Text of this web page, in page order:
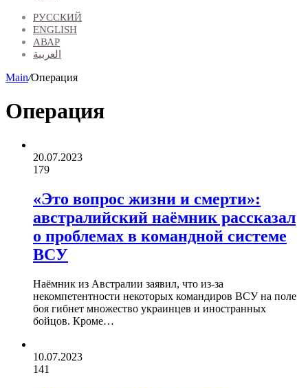
РУССКИЙ
ENGLISH
АВАР
العربية
Main/Операция
Операция
20.07.2023
179
«Это вопрос жизни и смерти»:
австралийский наёмник рассказал
о проблемах в командной системе
ВСУ
Наёмник из Австралии заявил, что из-за
некомпетентности некоторых командиров ВСУ на поле
боя гибнет множество украинцев и иностранных
бойцов. Кроме…
10.07.2023
141